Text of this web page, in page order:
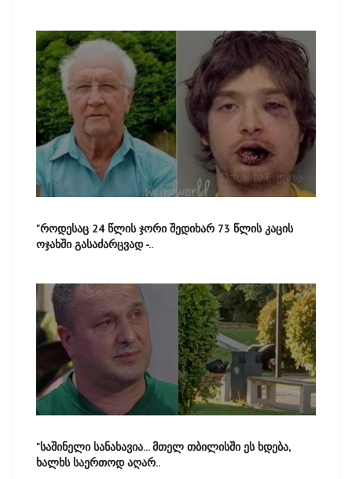
"როდესაც 24 წლის ჯორი შედიხარ 73 წლის კაცის
ოჯახში გასაძარცვად -..
"საშინელი სანახავია... მთელ თბილისში ეს ხდება,
ხალხს საერთოდ აღარ..